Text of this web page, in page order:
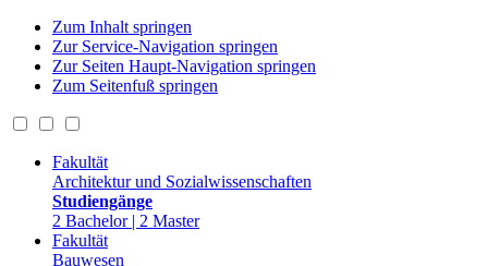
Zum Inhalt springen
Zur Service-Navigation springen
Zur Seiten Haupt-Navigation springen
Zum Seitenfuß springen
Fakultät
Architektur und Sozialwissenschaften
Studiengänge
2 Bachelor | 2 Master
Fakultät
Bauwesen